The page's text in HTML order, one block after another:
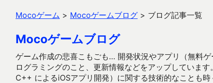
Mocoゲーム > Mocoゲームブログ > ブログ記事一覧
Mocoゲームブログ
ゲーム作成の悲喜こもごも… 開発状況やアプリ（無料
ログラミングのこと、更新情報などをアップしていま
C++ によるiOSアプリ開発）に関する技術的なことも時